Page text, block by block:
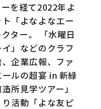
を経て2022年よ
「よなよなエー
ター。 「水曜日
」などのクラフ
企業広報、ファ
ルの超宴 in 新緑
所見学ツアー」
活動「よな友ピ